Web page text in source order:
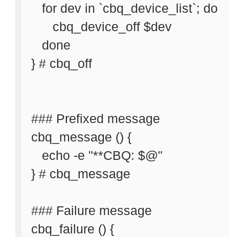
for dev in `cbq_device_list`; do
cbq_device_off $dev
done
} # cbq_off
### Prefixed message
cbq_message () {
echo -e "**CBQ: $@"
} # cbq_message
### Failure message
cbq_failure () {